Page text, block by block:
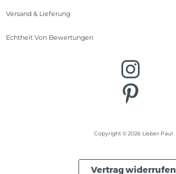
Versand & Lieferung
Echtheit Von Bewertungen
Copyright © 2026 Lieber.Paul
Vertrag widerrufen